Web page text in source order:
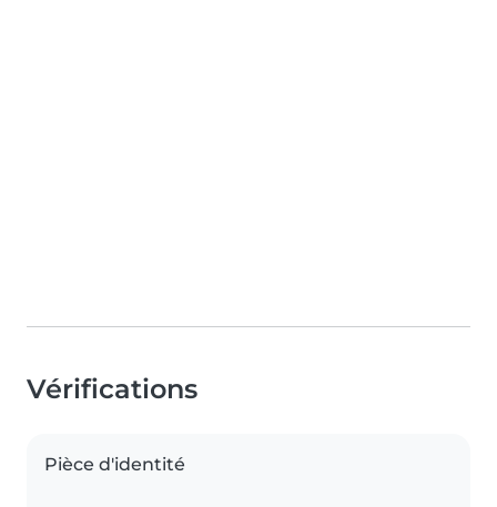
Vérifications
Pièce d'identité